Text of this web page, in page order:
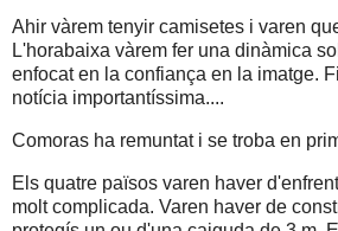
Ahir vàrem tenyir camisetes i varen
L'horabaixa vàrem fer una dinàmica
enfocat en la confiança en la imatge.
notícia importantíssima....
Comoras ha remuntat i se troba en
Els quatre països varen haver
molt complicada. Varen haver de